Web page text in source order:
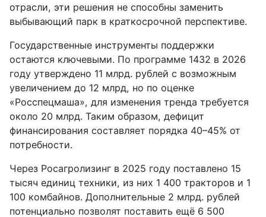
отрасли, эти решения не способны заменить
выбывающий парк в краткосрочной перспективе.
Государственные инструменты поддержки
остаются ключевыми. По программе 1432 в 2026
году утверждено 11 млрд. рублей с возможным
увеличением до 12 млрд, но по оценке
«Росспецмаша», для изменения тренда требуется
около 20 млрд. Таким образом, дефицит
финансирования составляет порядка 40–45% от
потребности.
Через Росагролизинг в 2025 году поставлено 15
тысяч единиц техники, из них 1 400 тракторов и 1
100 комбайнов. Дополнительные 2 млрд. рублей
потенциально позволят поставить ещё 6 500